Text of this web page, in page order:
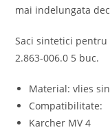
mai indelungata
Saci sintetici pentru
2.863-006.0 5 buc.
Material: vlies
Compatibilitate:
Karcher MV 4